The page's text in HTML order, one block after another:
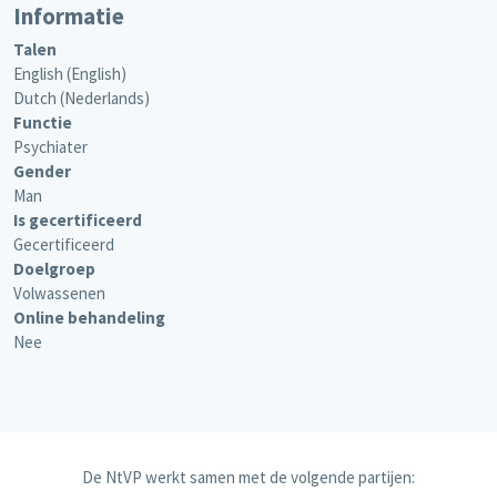
Informatie
Talen
English (English)
Dutch (Nederlands)
Functie
Psychiater
Gender
Man
Is gecertificeerd
Gecertificeerd
Doelgroep
Volwassenen
Online behandeling
Nee
De NtVP werkt samen met de volgende partijen: